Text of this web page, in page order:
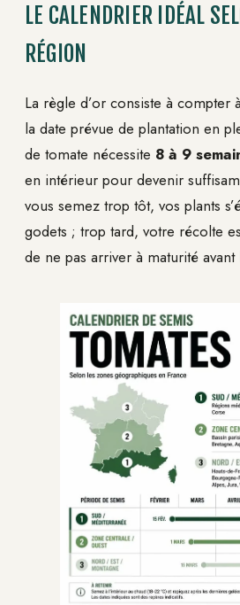
LE CALENDRIER IDÉAL
RÉGION
La règle d’or consiste à compter
la date prévue de plantation en
de tomate nécessite 8 à 9
en intérieur pour devenir
vous semez trop tôt, vos plants
godets ; trop tard, votre récolte
de ne pas arriver à maturité